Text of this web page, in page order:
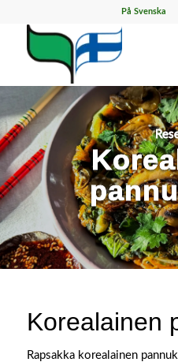
På Svenska
Korealainen
Rapsakka korealainen